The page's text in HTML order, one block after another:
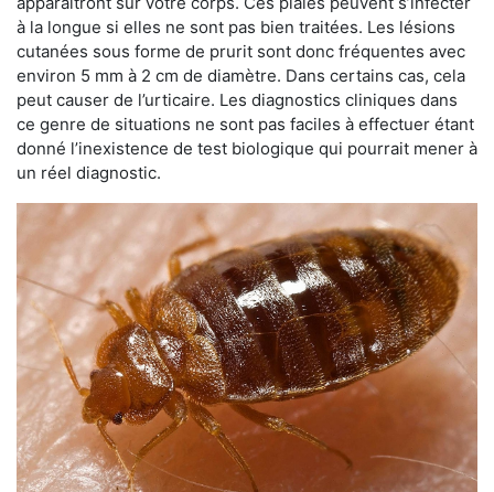
à la longue si elles ne sont pas bien traitées. Les lésions
cutanées sous forme de prurit sont donc fréquentes avec
environ 5 mm à 2 cm de diamètre. Dans certains cas, cela
peut causer de l’urticaire. Les diagnostics cliniques dans
ce genre de situations ne sont pas faciles à effectuer étant
donné l’inexistence de test biologique qui pourrait mener à
un réel diagnostic.